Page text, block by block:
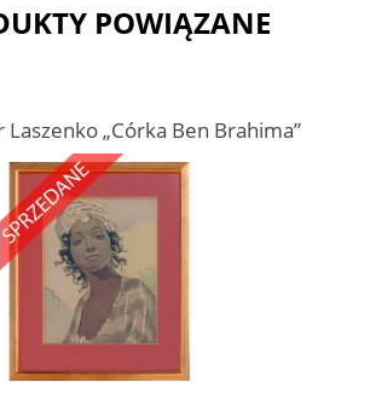
POWIĄZANE
„Córka Ben Brahima”